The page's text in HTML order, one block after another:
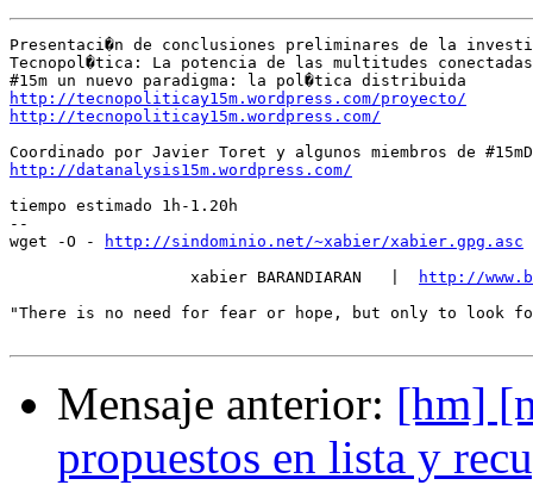
Presentaci�n de conclusiones preliminares de la
Tecnopol�tica: La potencia de las multitudes
http://tecnopoliticay15m.wordpress.com/proyecto/
http://tecnopoliticay15m.wordpress.com/
http://datanalysis15m.wordpress.com/
tiempo estimado 1h-1.20h
--
wget -O -
http://sindominio.net/~xabier/xabier.gpg.asc
                   xabier BARANDIARAN   |
http://
"There is no need for fear or hope, but only to look for
Mensaje anterior: [hm]
propuestos en lista y